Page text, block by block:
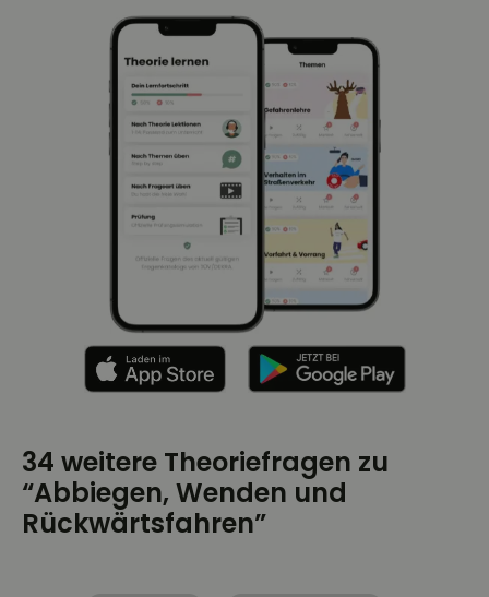
34 weitere Theoriefragen zu
“Abbiegen, Wenden und
Rückwärtsfahren”